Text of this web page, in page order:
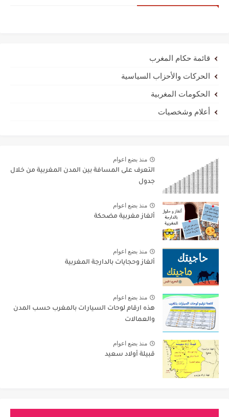
قائمة حكام المغرب
الحركات والأحزاب السياسية
الحكومات المغربية
أعلام وشخصيات
منذ بضع اعوام
التعرف على المسافة بين المدن المغربية من خلال
جدول
منذ بضع اعوام
ألغاز مغربية مضحكة
منذ بضع اعوام
ألغاز وحجايات بالدارجة المغربية
منذ بضع اعوام
هذه ارقام لوحات السيارات بالمغرب حسب المدن
والعمالات
منذ بضع اعوام
قبيلة أولاد سعيد